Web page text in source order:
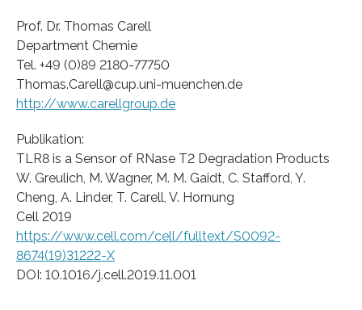
Prof. Dr. Thomas Carell
Department Chemie
Tel. +49 (0)89 2180-77750
Thomas.Carell@cup.uni-muenchen.de
http://www.carellgroup.de
Publikation:
TLR8 is a Sensor of RNase T2 Degradation Products
W. Greulich, M. Wagner, M. M. Gaidt, C. Stafford, Y.
Cheng, A. Linder, T. Carell, V. Hornung
Cell 2019
https://www.cell.com/cell/fulltext/S0092-
8674(19)31222-X
DOI: 10.1016/j.cell.2019.11.001